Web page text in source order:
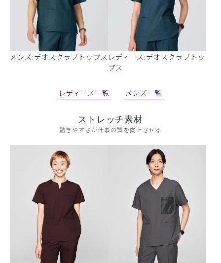
メンズ:デオスクラブトップス レディース:デオスクラブトッ
プス
レディース一覧 メンズ一覧
ストレッチ素材
動きやすさが仕事の質を向上させる